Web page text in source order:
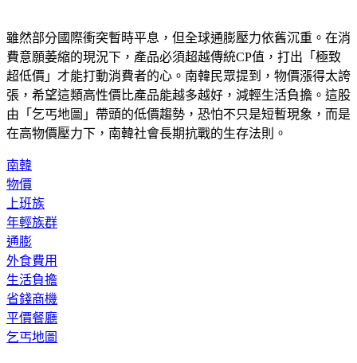
雖然部分國際衝突暫時平息，但全球通膨壓力依舊沉重。在消
費意願萎縮的現況下，產品必須超越傳統CP值，打出「極致
超低價」才能打動消費者的心。南韓民眾提到，物價漲得太誇
張，希望這類高性價比產品能越多越好，減輕生活負擔。這股
由「乞丐地圖」帶頭的低價趨勢，恐怕不只是短暫現象，而是
在高物價壓力下，南韓社會長期抗戰的生存法則。
南韓
物價
上班族
年輕族群
通膨
外食費用
生活負擔
省錢商機
平價餐廳
乞丐地圖